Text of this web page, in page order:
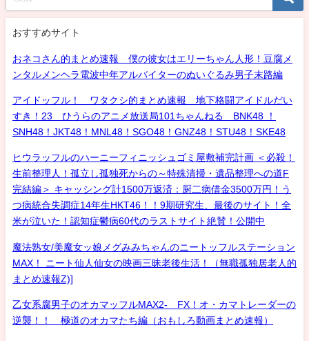
おすすめサイト
おネコさん的まとめ速報 僕の彼女はエリーちゃん人形！豆腐メ
ンタルメンヘラ電波中年アルバイターのぬいぐるみ男子末路編
アイドッフル！ ワタクシ的まとめ速報 地下格闘アイドルだい
すき！23 ひうらのアニメ放送局101ちゃんねる BNK48 ！
SNH48！JKT48！MNL48！SGO48！GNZ48！STU48！SKE48
ヒウラッフルのハーニーフィニッシュゴミ屋敷補完計画 ＜必殺！
生前整理人！孤立し孤独死からの～特殊清掃・遺品整理への道F
完結編＞ キャッシング計1500万返済：厨二病借金3500万円！う
つ病統合失調症14年生HKT46！！9期研究生、最後のサイト！全
米が泣いた！認知症鬱病60代のラストサイト絶賛！公開中
魔法熟女/美魔女ッ娘メグみみちゃんのニートッフルステーション
MAX！ ニート仙人仙女の映画三昧老後生活！（無職孤独居老人的
まとめ速報Z)]
乙女系腐男子のオカマッフルMAX2- FX！オ・カマトレーダーの
逆襲！！ 極道のオカマたち編（おもしろ動画まとめ速報）